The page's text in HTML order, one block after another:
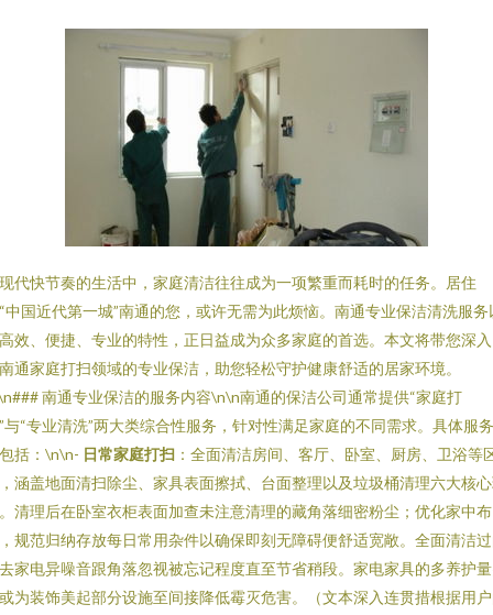
代快节奏的生活中，家庭清洁往往成为一项繁重而耗时的任务。居住
中国近代第一城”南通的您，或许无需为此烦恼。南通专业保洁清洗服务
效、便捷、专业的特性，正日益成为众多家庭的首选。本文将带您深
通家庭打扫领域的专业保洁，助您轻松守护健康舒适的居家环境。
南通专业保洁的服务内容\n\n南通的保洁公司通常提供“家庭打
与“专业清洗”两大类综合性服务，针对性满足家庭的不同需求。具体服
括：\n\n- 日常家庭打扫 ：全面清洁房间、客厅、卧室、厨房、卫浴等
涵盖地面清扫除尘、家具表面擦拭、台面整理以及垃圾桶清理六大核
清理后在卧室衣柜表面加查未注意清理的藏角落细密粉尘；优化家中布
规范归纳存放每日常用杂件以确保即刻无障碍便舒适宽敞。全面清洁
家电异噪音跟角落忽视被忘记程度直至节省稍段。家电家具的多养护
为装饰美起部分设施至间接降低霉灭危害。（文本深入连贯措根据用